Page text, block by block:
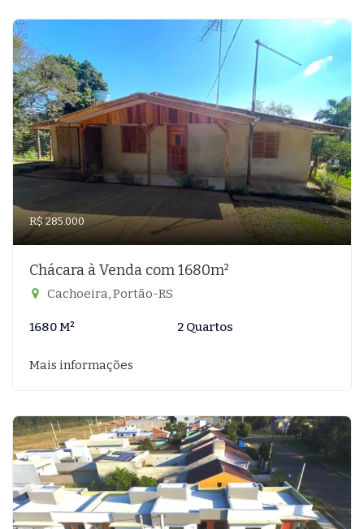
R$ 285.000
Chácara à Venda com 1680m²
Cachoeira, Portão-RS
1680 M² 2 Quartos
Mais informações